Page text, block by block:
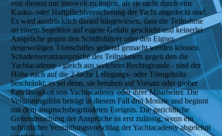
von diesem nur insoweit zu tragen, als sie nicht durch eine
Kasko- oder Haftpflichtversicherung der Yacht abgedeckt sind.
Es wird ausdrücklich darauf hingewiesen, dass die Teilnahme
an einem Segeltörn auf eigene Gefahr geschieht und keinerlei
Ansprüche gegen den Schiffsführer oder den Eigner
desjeweiligen Törnschiffes geltend gemacht werden können.
Schadensersatzansprüche des Teilnehmers gegen den die
Yachtacademy - gleich aus welchem Rechtsgrunde - sind der
Höhe nach auf die 2-fache Lehrgangs- oder Törngebühr
beschränkt, es sei denn, sie beruhen auf Vorsatz oder grober
Fahrlässigkeit von Yachtacademy oder ihrer Mitarbeiter. Die
Verjährungsfrist beträgt in diesem Fall drei Monate und beginnt
mit dem anspruchsbegründeten Ereignis. Die gerichtliche
Geltendmachung der Ansprüche ist erst zulässig, wenn ein
schriftlicher Vermittlungsvorschlag der Yachtacademy abgelehnt